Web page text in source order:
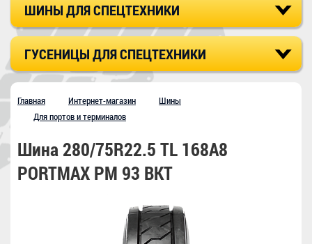
ШИНЫ ДЛЯ СПЕЦТЕХНИКИ
ГУСЕНИЦЫ ДЛЯ СПЕЦТЕХНИКИ
Главная Интернет-магазин
Шины
Для портов и терминалов
Шина 280/75R22.5 TL 168A8
PORTMAX PM 93 BKT